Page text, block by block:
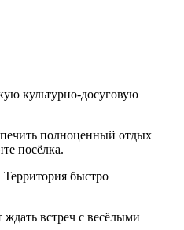
культурно-досуговую
полноценный отдых
посёлка.
быстро
встреч с весёлыми